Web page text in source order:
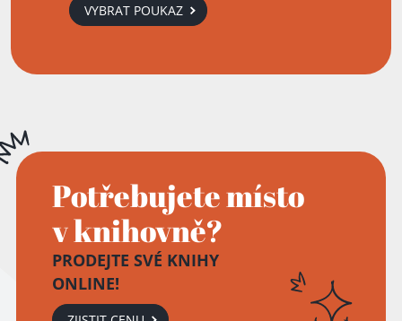
VYBRAT POUKAZ
Potřebujete místo
v knihovně?
PRODEJTE SVÉ KNIHY
ONLINE!